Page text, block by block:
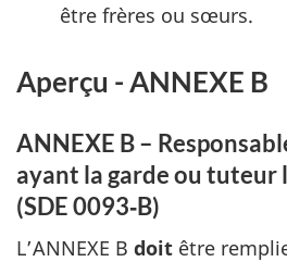
être frères ou sœurs.
Aperçu - ANNEXE B
ANNEXE B –
ayant la garde ou tuteur
(SDE 0093‑B)
L’ANNEXE B doit être